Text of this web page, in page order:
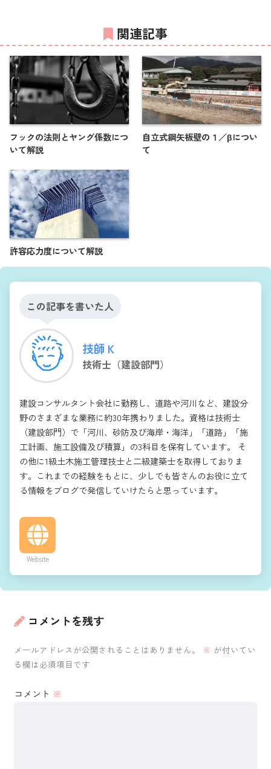
関連記事
フックの法則とヤング係数につ
いて解説
自立式鋼矢板壁の１／βについ
て
許容応力度について解説
この記事を書いた人
技師Ｋ
技術士（建設部門）
建設コンサルタント会社に勤務し、道路や河川など、建設分
野のさまざまな業務に約30年携わりました。資格は技術士
（建設部門）で「河川、砂防及び海岸・海洋」「道路」「施
工計画、施工設備及び積算」の3科目を保有しています。 そ
の他に1級土木施工管理技士と二級建築士を取得しておりま
す。これまでの経験をもとに、少しでも皆さんのお役に立て
る情報をブログで発信していけたらと思っています。
Website
コメントを残す
メールアドレスが公開されることはありません。 ※ が付いてい
る欄は必須項目です
コメント ※